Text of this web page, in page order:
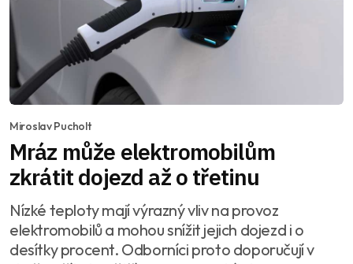
Miroslav Pucholt
Mráz může elektromobilům
zkrátit dojezd až o třetinu
Nízké teploty mají výrazný vliv na provoz
elektromobilů a mohou snížit jejich dojezd i o
desítky procent. Odborníci proto doporučují v